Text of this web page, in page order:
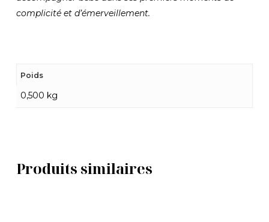
complicité et d’émerveillement.
Poids
0,500 kg
Produits similaires